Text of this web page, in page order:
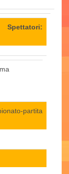
Spettatori:
partita